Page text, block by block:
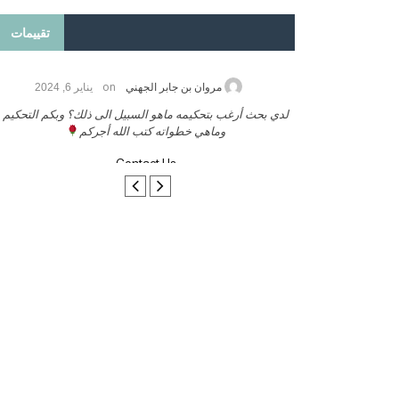
تقييمات
مروان بن جابر الجهني on يناير 6, 2024
لدي بحث أرغب بتحكيمه ماهو السبيل الى ذلك؟ وبكم التحكيم
وماهي خطواته كتب الله أجركم
Contact Us